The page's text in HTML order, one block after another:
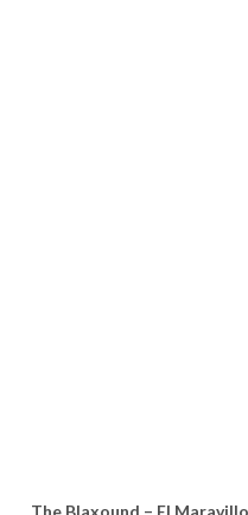
The Blaxound – El